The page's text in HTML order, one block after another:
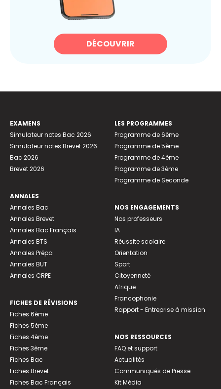
DÉCOUVRIR
EXAMENS
Simulateur notes Bac 2026
Simulateur notes Brevet 2026
Bac 2026
Brevet 2026
ANNALES
Annales Bac
Annales Brevet
Annales Bac Français
Annales BTS
Annales Prépa
Annales BUT
Annales CRPE
FICHES DE RÉVISIONS
Fiches 6ème
Fiches 5ème
Fiches 4ème
Fiches 3ème
Fiches Bac
Fiches Brevet
Fiches Bac Français
LES PROGRAMMES
Programme de 6ème
Programme de 5ème
Programme de 4ème
Programme de 3ème
Programme de Seconde
NOS ENGAGEMENTS
Nos professeurs
IA
Réussite scolaire
Orientation
Sport
Citoyenneté
Afrique
Francophonie
Rapport - Entreprise à mission
NOS RESSOURCES
FAQ et support
Actualités
Communiqués de Presse
Kit Média